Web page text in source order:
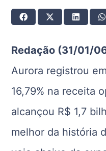
Redação (31/01/
Aurora registrou
16,79% na receita
alcançou R$ 1,7
melhor da história